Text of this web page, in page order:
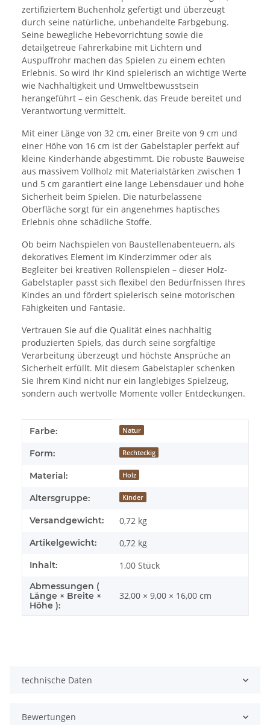
zertifiziertem Buchenholz gefertigt und überzeugt
durch seine natürliche, unbehandelte Farbgebung.
Seine bewegliche Hebevorrichtung sowie die
detailgetreue Fahrerkabine mit Lichtern und
Auspuffrohr machen das Spielen zu einem echten
Erlebnis. So wird Ihr Kind spielerisch an wichtige Werte
wie Nachhaltigkeit und Umweltbewusstsein
herangeführt – ein Geschenk, das Freude bereitet und
Verantwortung vermittelt.
Mit einer Länge von 32 cm, einer Breite von 9 cm und
einer Höhe von 16 cm ist der Gabelstapler perfekt auf
kleine Kinderhände abgestimmt. Die robuste Bauweise
aus massivem Vollholz mit Materialstärken zwischen 1
und 5 cm garantiert eine lange Lebensdauer und hohe
Sicherheit beim Spielen. Die naturbelassene
Oberfläche sorgt für ein angenehmes haptisches
Erlebnis ohne schädliche Stoffe.
Ob beim Nachspielen von Baustellenabenteuern, als
dekoratives Element im Kinderzimmer oder als
Begleiter bei kreativen Rollenspielen – dieser Holz-
Gabelstapler passt sich flexibel den Bedürfnissen Ihres
Kindes an und fördert spielerisch seine motorischen
Fähigkeiten und Fantasie.
Vertrauen Sie auf die Qualität eines nachhaltig
produzierten Spiels, das durch seine sorgfältige
Verarbeitung überzeugt und höchste Ansprüche an
Sicherheit erfüllt. Mit diesem Gabelstapler schenken
Sie Ihrem Kind nicht nur ein langlebiges Spielzeug,
sondern auch wertvolle Momente voller Entdeckungen.
Produkteigenschaft
Wert
Farbe: Natur
Form: Rechteckig
Material: Holz
Altersgruppe: Kinder
Versandgewicht: 0,72 kg
Artikelgewicht: 0,72 kg
Inhalt: 1,00 Stück
Abmessungen (
Länge × Breite ×
Höhe ):
32,00 × 9,00 × 16,00 cm
technische Daten
Bewertungen